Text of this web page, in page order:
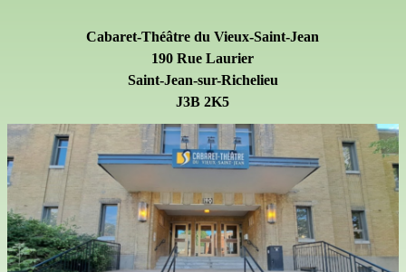
Cabaret-Théâtre du Vieux-Saint-Jean
190 Rue Laurier
Saint-Jean-sur-Richelieu
J3B 2K5